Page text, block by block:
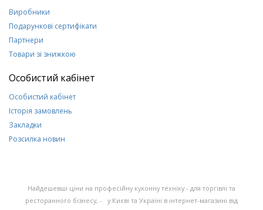
Виробники
Подарункові сертифікати
Партнери
Товари зі знижкою
Особистий кабінет
Особистий кабінет
Історія замовлень
Закладки
Розсилка новин
Найдешевші ціни на професійну кухонну техніку - для торгівлі та
ресторанного бізнесу, - у Києві та Україні в інтернет-магазині від